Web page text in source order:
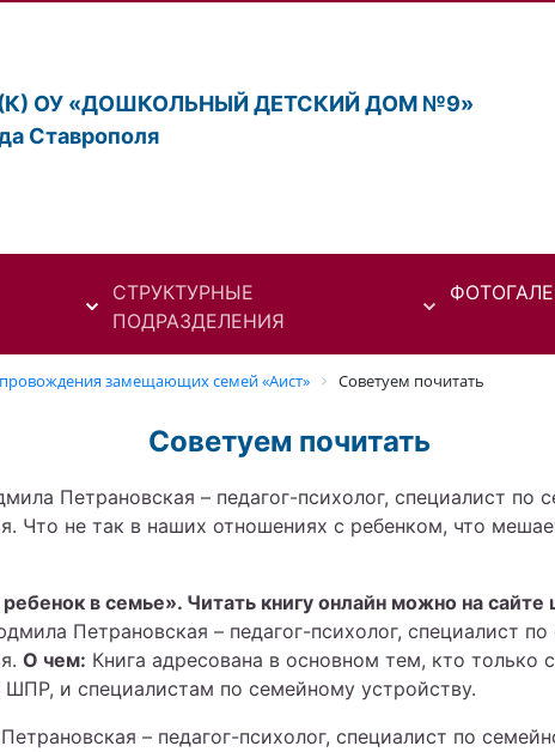
ОУ «ДОШКОЛЬНЫЙ ДЕТСКИЙ ДОМ №9»
Ставрополя
СТРУКТУРНЫЕ
ПОДРАЗДЕЛЕНИЯ
замещающих семей «Аист» Советуем почитать
Советуем почитать
Петрановская – педагог-психолог, специалист по
Что не так в наших отношениях с ребенком, что
в семье». Читать книгу онлайн можно на
Петрановская – педагог-психолог, специалист
О чем: Книга адресована в основном тем, кто только
и специалистам по семейному устройству.
– педагог-психолог, специалист по